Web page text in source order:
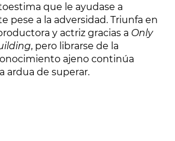
que le ayudase a
pese a la adversidad. Triunfa en
y actriz gracias a Only
, pero librarse de la
ajeno continúa
ardua de superar.